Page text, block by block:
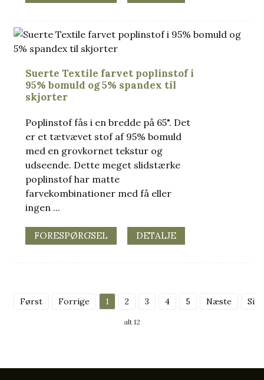
Suerte Textile farvet poplinstof i
95% bomuld og 5% spandex til
skjorter
Poplinstof fås i en bredde på 65". Det
er et tætvævet stof af 95% bomuld
med en grovkornet tekstur og
udseende. Dette meget slidstærke
poplinstof har matte
farvekombinationer med få eller
ingen ...
FORESPØRGSEL DETALJE
Først Forrige 1 2 3 4 5 Næste
alt 12